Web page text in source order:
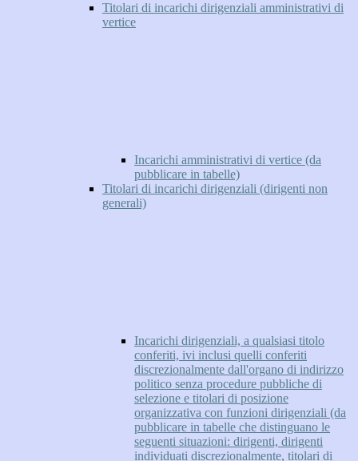
Titolari di incarichi dirigenziali amministrativi di
vertice
Incarichi amministrativi di vertice (da
pubblicare in tabelle)
Titolari di incarichi dirigenziali (dirigenti non
generali)
Incarichi dirigenziali, a qualsiasi titolo
conferiti, ivi inclusi quelli conferiti
discrezionalmente dall'organo di indirizzo
politico senza procedure pubbliche di
selezione e titolari di posizione
organizzativa con funzioni dirigenziali (da
pubblicare in tabelle che distinguano le
seguenti situazioni: dirigenti, dirigenti
individuati discrezionalmente, titolari di